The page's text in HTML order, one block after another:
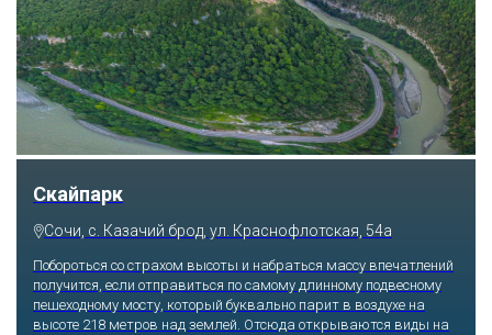
Скайпарк
Сочи, с. Казачий брод, ул. Краснофлотская, 54а
Побороться со страхом высоты и набраться массу впечатлений
получится, если отправиться по самому длинному подвесному
пешеходному мосту, который буквально парит в воздухе на
высоте 218 метров над землей. Отсюда открываются виды на